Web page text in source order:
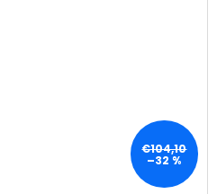
€104,10
–32 %